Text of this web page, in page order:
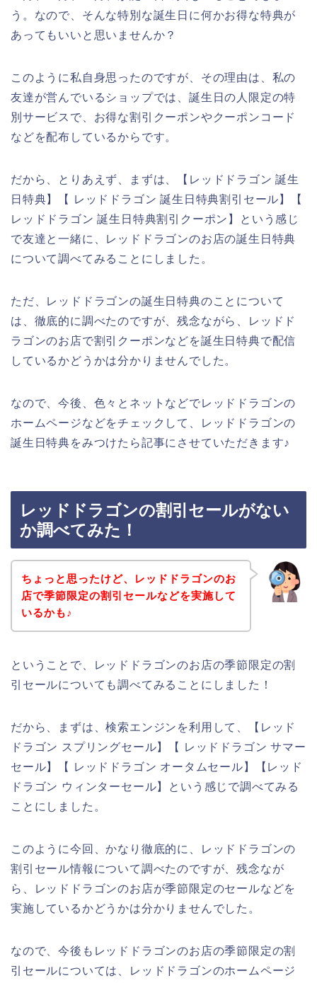
う。なので、そんな特別な誕生日に何かお得な特典が
あってもいいと思いませんか？
このように私自身思ったのですが、その理由は、私の
友達が営んでいるショップでは、誕生日の人限定の特
別サービスで、お得な割引クーポンやクーポンコード
などを配布しているからです。
だから、とりあえず、まずは、【レッドドラゴン 誕生
日特典】【 レッドドラゴン 誕生日特典割引セール】【
レッドドラゴン 誕生日特典割引クーポン】という感じ
で友達と一緒に、レッドドラゴンのお店の誕生日特典
について調べてみることにしました。
ただ、レッドドラゴンの誕生日特典のことについて
は、徹底的に調べたのですが、残念ながら、レッドド
ラゴンのお店で割引クーポンなどを誕生日特典で配信
しているかどうかは分かりませんでした。
なので、今後、色々とネットなどでレッドドラゴンの
ホームページなどをチェックして、レッドドラゴンの
誕生日特典をみつけたら記事にさせていただきます♪
レッドドラゴンの割引セールがない
か調べてみた！
ちょっと思ったけど、レッドドラゴンのお
店で季節限定の割引セールなどを実施して
いるかも♪
ということで、レッドドラゴンのお店の季節限定の割
引セールについても調べてみることにしました！
だから、まずは、検索エンジンを利用して、【レッド
ドラゴン スプリングセール】【 レッドドラゴン サマー
セール】【 レッドドラゴン オータムセール】【レッド
ドラゴン ウィンターセール】という感じで調べてみる
ことにしました。
このように今回、かなり徹底的に、レッドドラゴンの
割引セール情報について調べたのですが、残念なが
ら、レッドドラゴンのお店が季節限定のセールなどを
実施しているかどうかは分かりませんでした。
なので、今後もレッドドラゴンのお店の季節限定の割
引セールについては、レッドドラゴンのホームページ